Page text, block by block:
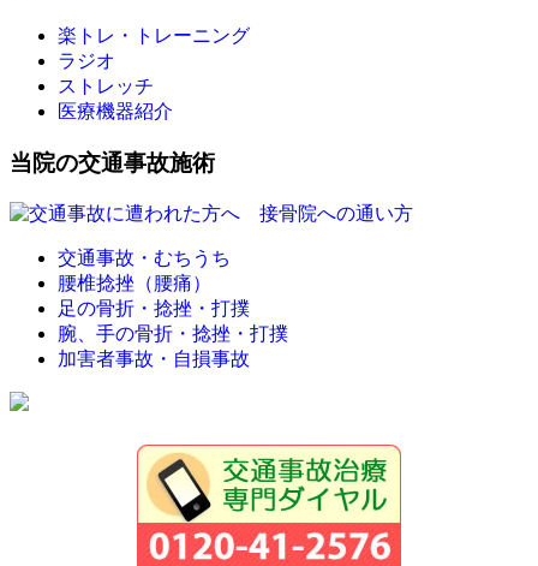
楽トレ・トレーニング
ラジオ
ストレッチ
医療機器紹介
当院の交通事故施術
交通事故・むちうち
腰椎捻挫（腰痛）
足の骨折・捻挫・打撲
腕、手の骨折・捻挫・打撲
加害者事故・自損事故